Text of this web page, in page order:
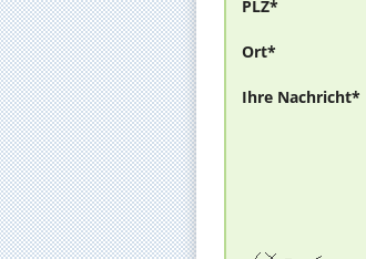
PLZ*
Ort*
Ihre Nachricht*